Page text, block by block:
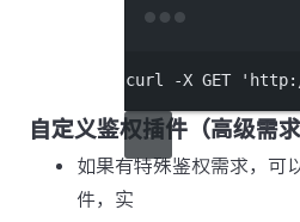
curl -X GET 'http://
自定义鉴权插件（高级需求
如果有特殊鉴权需求，可
件，实